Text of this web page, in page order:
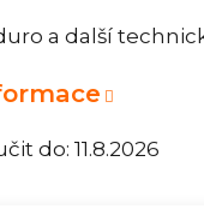
do: 11.8.2026
a další